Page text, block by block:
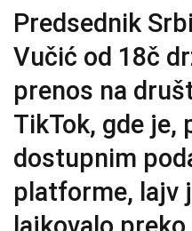
Predsednik
Vučić od 18č
prenos na
TikTok, gde je,
dostupnim
platforme, lajv